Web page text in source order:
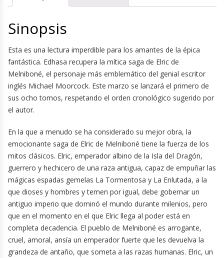
Sinopsis
Esta es una lectura imperdible para los amantes de la épica
fantástica. Edhasa recupera la mítica saga de Elric de
Melniboné, el personaje más emblemático del genial escritor
inglés Michael Moorcock. Este marzo se lanzará el primero de
sus ocho tomos, respetando el orden cronológico sugerido por
el autor.
En la que a menudo se ha considerado su mejor obra, la
emocionante saga de Elric de Melniboné tiene la fuerza de los
mitos clásicos. Elric, emperador albino de la Isla del Dragón,
guerrero y hechicero de una raza antigua, capaz de empuñar las
mágicas espadas gemelas La Tormentosa y La Enlutada, a la
que dioses y hombres y temen por igual, debe gobernar un
antiguo imperio que dominó el mundo durante milenios, pero
que en el momento en el que Elric llega al poder está en
completa decadencia. El pueblo de Melniboné es arrogante,
cruel, amoral, ansía un emperador fuerte que les devuelva la
grandeza de antaño, que someta a las razas humanas. Elric, un